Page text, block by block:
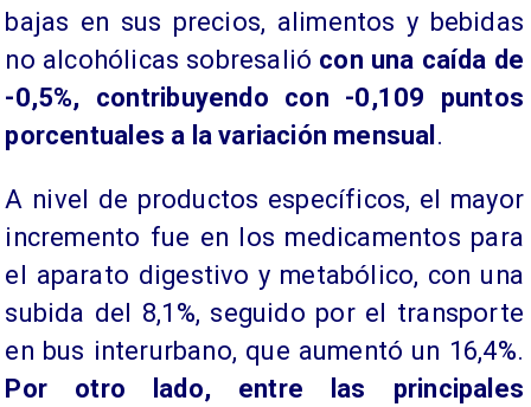
bajas en sus precios, alimentos y bebidas
no alcohólicas sobresalió con una caída de
-0,5%, contribuyendo con -0,109 puntos
porcentuales a la variación mensual .
A nivel de productos específicos, el mayor
incremento fue en los medicamentos para
el aparato digestivo y metabólico, con una
subida del 8,1%, seguido por el transporte
en bus interurbano, que aumentó un 16,4%.
Por otro lado, entre las principales